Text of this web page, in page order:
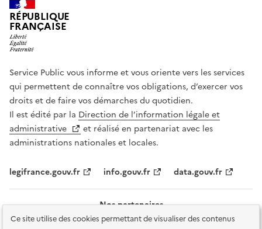
Ce site utilise des cookies permettant de visualiser des contenus
RÉPUBLIQUE
FRANÇAISE
Service Public vous informe et vous oriente vers les services
qui permettent de connaître vos obligations, d’exercer vos
droits et de faire vos démarches du quotidien.
Il est édité par la Direction de l’information légale et
administrative
et réalisé en partenariat avec les
administrations nationales et locales.
legifrance.gouv.fr info.gouv.fr data.gouv.fr
Nos partenaires